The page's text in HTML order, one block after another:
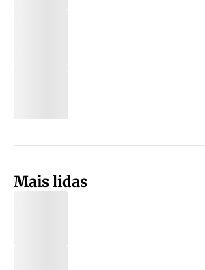
Mais lidas